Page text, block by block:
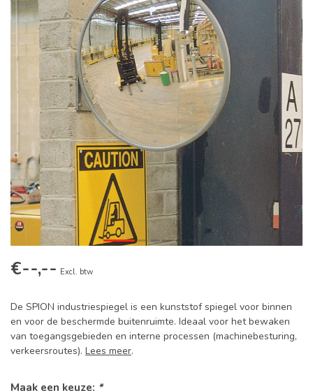
€--,-- Excl. btw
De SPION industriespiegel is een kunststof spiegel voor binnen
en voor de beschermde buitenruimte. Ideaal voor het bewaken
van toegangsgebieden en interne processen (machinebesturing,
verkeersroutes). Lees meer.
Maak een keuze: *